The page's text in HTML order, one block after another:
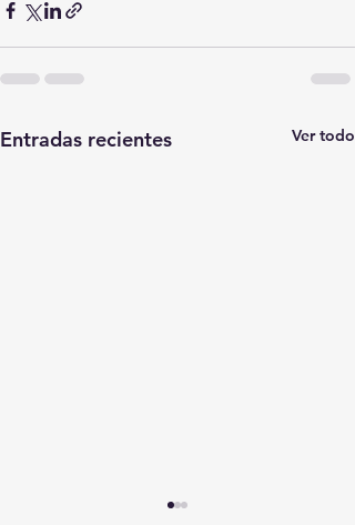
Entradas recientes Ver todo